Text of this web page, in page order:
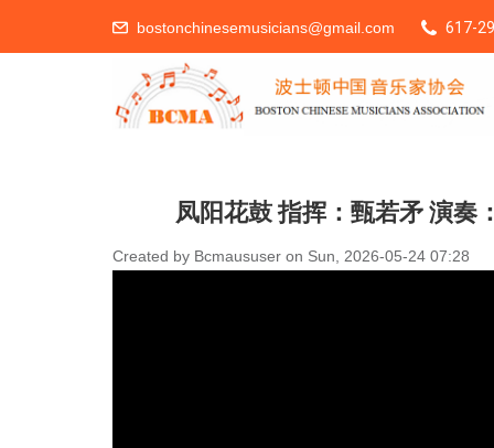
bostonchinesemusicians@gmail.com 617-
You Are Here
凤阳花鼓 指挥：甄若矛 演奏
Created by Bcmaususer on Sun, 2026-05-24 07:28